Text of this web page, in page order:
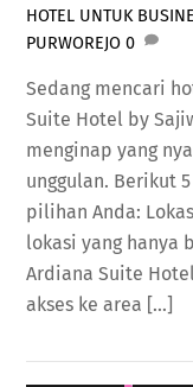
HOTEL UNTUK
PURWOREJO 0
Sedang mencari
Suite Hotel by
menginap yang
unggulan. Berikut
pilihan Anda:
lokasi yang hanya
Ardiana Suite
akses ke area […]